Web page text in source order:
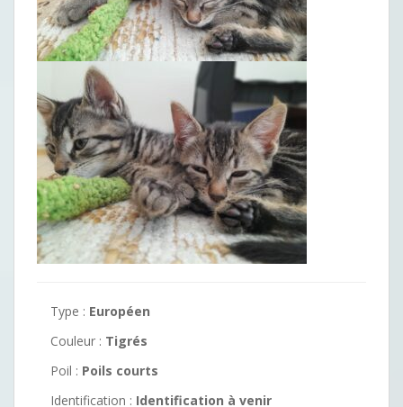
Type : Européen
Couleur : Tigrés
Poil : Poils courts
Identification : Identification à venir